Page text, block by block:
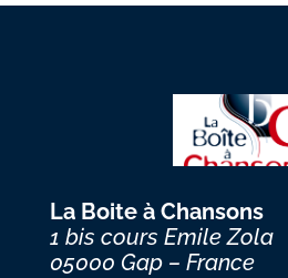
La Boite à Chansons
1 bis cours Emile Zola
05000 Gap – France